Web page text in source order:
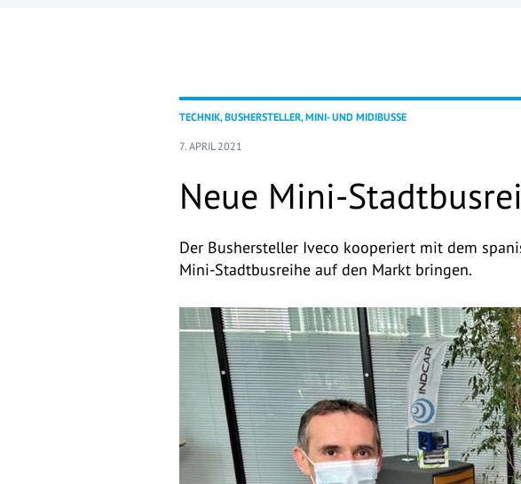
TECHNIK, BUSHERSTELLER, MINI- UND MIDIBUSSE
7. APRIL 2021
Neue Mini-
Der Bushersteller Iveco kooperiert mit dem
Mini-Stadtbusreihe auf den Markt bringen.